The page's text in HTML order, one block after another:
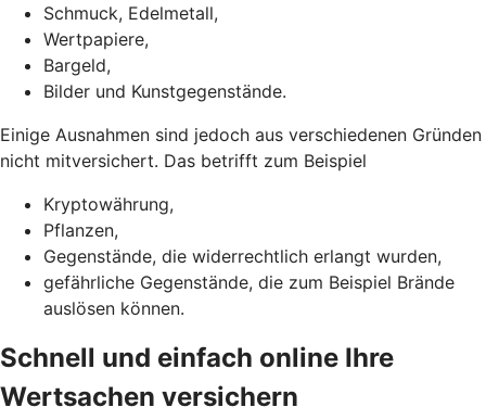
Schmuck, Edelmetall,
Wertpapiere,
Bargeld,
Bilder und Kunstgegenstände.
Einige Ausnahmen sind jedoch aus verschiedenen Gründen
nicht mitversichert. Das betrifft zum Beispiel
Kryptowährung,
Pflanzen,
Gegenstände, die widerrechtlich erlangt wurden,
gefährliche Gegenstände, die zum Beispiel Brände
auslösen können.
Schnell und einfach online Ihre
Wertsachen versichern